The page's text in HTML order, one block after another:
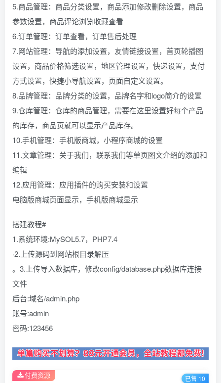
5.商品管理：商品分类设置，商品添加修改删除设置，商品
参数设置，商品评论浏览收藏查看
6.订单管理：订单查看，订单售后处理
7.网站管理：导航的添加设置，友情链接设置，首页轮播图
设置，商品价格筛选设置，地区管理设置，快递设置，支付
方式设置，快捷小导航设置，页面自定义设置。
8.品牌管理：品牌分类的设置，品牌名字和logo简介的设置
9.仓库管理：仓库的商品管理，需要在这里设置好每个产品
的库存，商品页就可以显示产品库存。
10.手机管理：手机版商城，小程序商城的设置
11.文章管理：关于我们，联系我们等单页图文介绍的添加和
编辑
12.应用管理：应用插件的购买安装和设置
电脑版商城页面显示，手机版商城显示
搭建教程#
1.系统环境:MySOL5.7，PHP7.4
·2.上传源码到网站根目录解压
。3.上传导入数据库，修改config/database.php数据库连接
文件
后台:域名/admin.php
账号:admin
密码:123456
付费资源 已售 10